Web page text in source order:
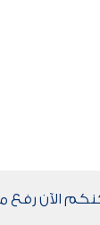
بحياتك
الآن رفع